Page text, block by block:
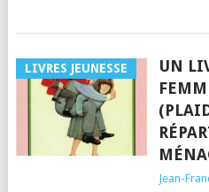
LIVRES JEUNESSE
UN
Jean-